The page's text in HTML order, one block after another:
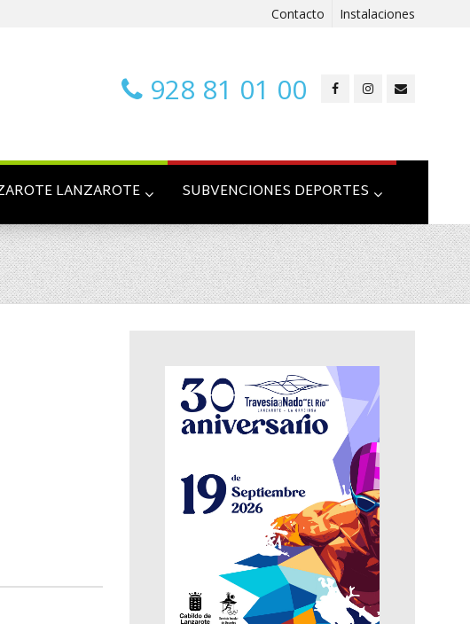
Contacto Instalaciones
928 81 01 00
LANZAROTE SUBVENCIONES DEPORTES